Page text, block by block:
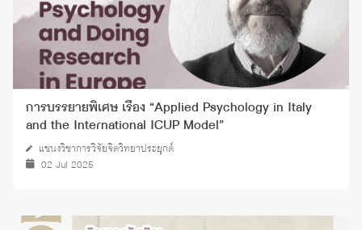
การบรรยายพิเศษ เรื่อง “Applied Psychology in Italy
and the International ICUP Model”
แขนงวิชาการวิจัยจิตวิทยาประยุกต์
02 Jul 2025